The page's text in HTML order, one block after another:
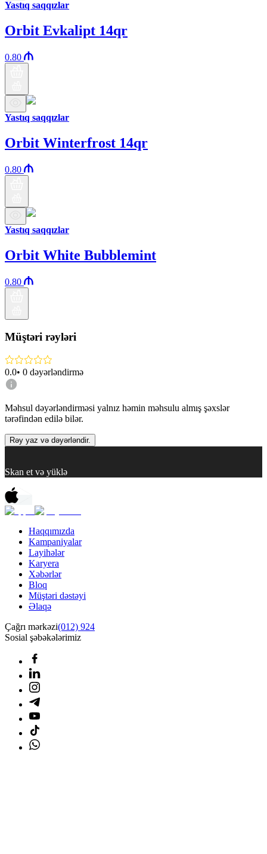
Yastıq saqqızlar
Orbit Evkalipt 14qr
0.80
Yastıq saqqızlar
Orbit Winterfrost 14qr
0.80
Yastıq saqqızlar
Orbit White Bubblemint
0.80
Müştəri rəyləri
0.0• 0 dəyərləndirmə
Məhsul dəyərləndirməsi yalnız həmin məhsulu almış şəxslər
tərəfindən edilə bilər.
Rəy yaz və dəyərləndir.
Skan et və yüklə
Haqqımızda
Kampaniyalar
Layihələr
Karyera
Xəbərlər
Bloq
Müştəri dəstəyi
Əlaqə
Çağrı mərkəzi(012) 924
Sosial şəbəkələrimiz